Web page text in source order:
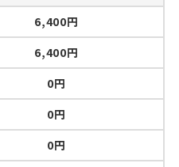
6,400円
6,400円
0円
0円
0円